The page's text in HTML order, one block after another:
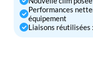
Performances
équipement
Liaisons